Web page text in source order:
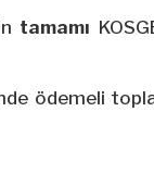
tamamı
ödemeli